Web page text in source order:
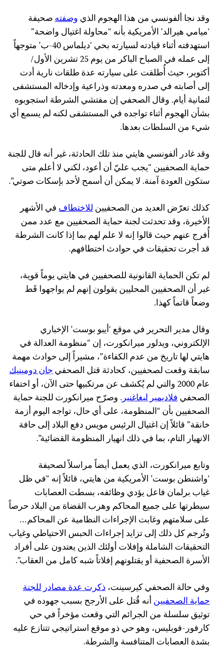
وقد نجا ألفونسي من هذا الهجوم الذي وصفتهصحيفة
‘ميامي هيرالد’ الأمريكية بأنه “محاولة اغتيال واضحة”
استهدفته أثناء قيادته لسيارته بحي ‘ديلماس 40-ب’ متوجهاً
إلى عمله في الصباح الباكر من يوم 25 تشرين الأول/
أكتوبر، حيث أُطلقت على سيارته عدة طلقات نارية أدت
إلى أصابته في صدره ومعدته وذراعية وإدخاله المستشفى
لثمانية أيام. وقال الصحفي إن مفتشي الشرطة استجوبوه
بشأن الهجوم أثناء تواجده في المستشفى لكنه لم يسمع أي
شيء من السلطات بعدها.
وقد غادر ألفونسي هايتي منذ تلك الحادثة، غير أنه قال للجنة
حماية الصحفيين “يجب عليّ أن أعود، لكني لا أعلم متى
ستكون العودة آمنة. لا يمكن أن أسمح لأحد بإسكات صوتي”.
كذلك تعرّض العديد من الصحفيينللاختطاففي الأشهر
الأخيرة، وقد تحدثت لجنة حماية الصحفيين مع عدد ممن
أُفرج عنهم حيث قالوا إنه لا علم لهم بما إذا كانت الشرطة
قد أجرت تحقيقات في حوادث اختطافهم.
لم تكن الحماية القانونية للصحفيين في هايتي يوماً قوية،
غير أن الصحفيين المحليين يقولون إنهم لم يواجهوا قَط
وضعاً قاتماً كهذا.
وقال مدير التحرير في موقع ‘أيبو بوست’ الإخباري
الإلكتروني، ويدلور ميرانكورت، إن “منظومة العدالة في
هايتي لها تاريخ من عدم الكفاءة”، مشيراً إلى حوادث مهمة
سابقة وقعت لصحفيين، كحادثة قتل الصحفيجان دومينيك
عام 2000 والتي لم يُكشف عن مرتكبيها حتى الآن، أو اختفاء
الصحفيفلاديمير ليغاغنير. وصرّح ميرانكورت للجنة حماية
الصحفيين بأن “المنظومة، على أي حال، تواجه اليوم أزمة
خانقة” قائلاً إن اغتيال الرئيس مويس دفع البلاد إلى حافة
الانهيار التام، بما في ذلك انهيار المنظومة القضائية”.
وتابع ميرانكورت، الذي يعمل أيضاً مراسلاً لصحيفة
‘واشنطن بوست’ الأمريكية من هايتي، قائلاً إنه “في ظل
غياب برلمان فاعل يؤدي وظائفه، بسطت العصابات
سيطرتها على جميع المحاكم وهرب القضاة من البلاد حرصاً
على سلامتهم وغابت الإجراءات النظامية عن المحاكم…
وتُرجم كل ذلك إلى تزايد إجراءات الحبس الاحتياطي وغياب
التحقيقات الشاملة وإفلات أولئك الذين يعتدون على أفراد
الأسرة الصحفية أو يقتلونهم إفلاتاً شبه كامل من العقاب”.
وفي حالة الصحفي كيرسينت، ذكرت عدة مصادر للجنة
حماية الصحفيين أنه قُتل على الأرجح بسبب جهوده في
توثيق سلسلة من الجرائم التي وقعت مؤخراً في حي
كارفور-فويليس، وهو حي ذو موقع استراتيجي تتنازع عليه
بشدة العصابات المتنافسة والشرطة.